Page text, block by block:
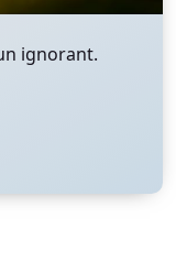
ignorant.